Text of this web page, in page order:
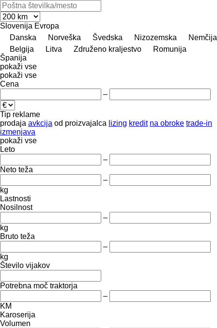
Slovenija Evropa
Danska
Norveška Švedska Nizozemska
Nemčija
Belgija
Litva Združeno kraljestvo
Romunija
Španija
pokaži vse
pokaži vse
Cena
–
Tip reklame
prodaja avkcija od proizvajalca lizing kredit na obroke trade-in
izmenjava
pokaži vse
Leto
–
Neto teža
–
kg
Lastnosti
Nosilnost
–
kg
Bruto teža
–
kg
Število vijakov
Potrebna moč traktorja
–
KM
Karoserija
Volumen